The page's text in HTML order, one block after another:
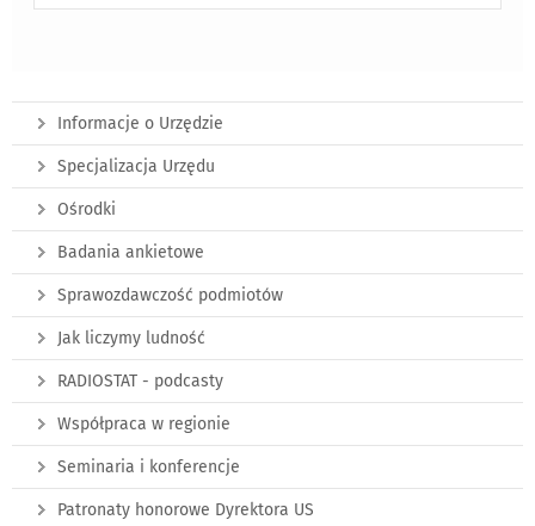
Informacje o Urzędzie
Specjalizacja Urzędu
Ośrodki
Badania ankietowe
Sprawozdawczość podmiotów
Jak liczymy ludność
RADIOSTAT - podcasty
Współpraca w regionie
Seminaria i konferencje
Patronaty honorowe Dyrektora US